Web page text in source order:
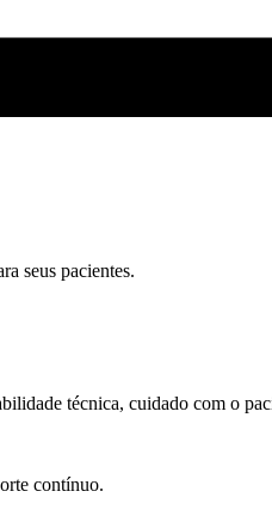
seus pacientes.
técnica, cuidado com o
contínuo.